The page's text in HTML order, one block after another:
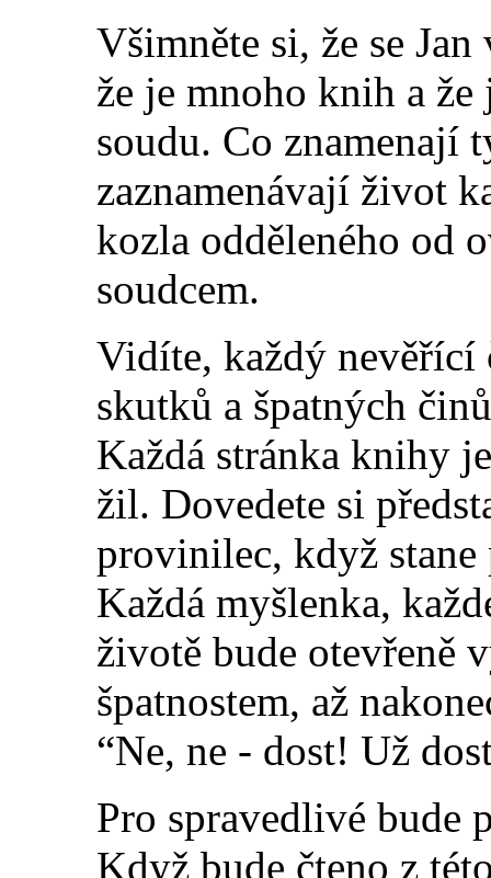
Všimněte si, že se
že je mnoho knih a že
soudu. Co znamenají
zaznamenávají život
kozla odděleného od
soudcem.
Vidíte, každý
skutků a špatných
Každá stránka knihy
žil. Dovedete si
provinilec, když stane
Každá myšlenka,
životě bude otevřeně
špatnostem, až
“Ne, ne - dost! Už
Pro spravedlivé bude
Když bude čteno z